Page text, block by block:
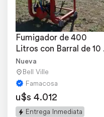
Fumigador de 400
Litros con Barral de 10
Metros
Nueva
Bell Ville
Famacosa
u$s 4.012
Entrega Inmediata